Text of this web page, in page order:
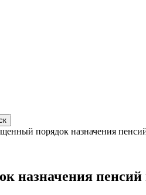
порядок назначения
назначения пенсий